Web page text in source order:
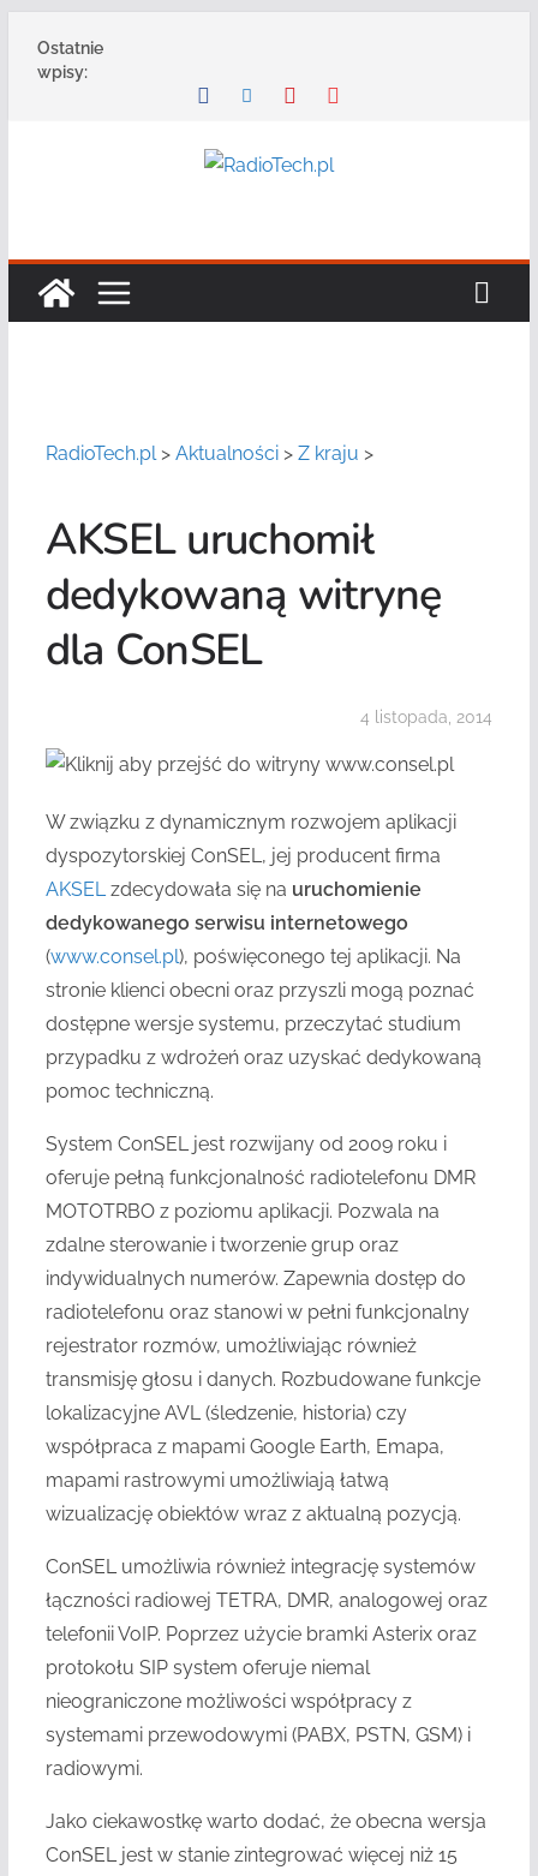
Ostatnie
wpisy:
RadioTech.pl> Aktualności> Z kraju >
AKSEL uruchomił
dedykowaną witrynę
dla ConSEL
4 listopada, 2014
W związku z dynamicznym rozwojem aplikacji
dyspozytorskiej ConSEL, jej producent firma
AKSELzdecydowała się na uruchomienie
dedykowanego serwisu internetowego
(www.consel.pl), poświęconego tej aplikacji. Na
stronie klienci obecni oraz przyszli mogą poznać
dostępne wersje systemu, przeczytać studium
przypadku z wdrożeń oraz uzyskać dedykowaną
pomoc techniczną.
System ConSEL jest rozwijany od 2009 roku i
oferuje pełną funkcjonalność radiotelefonu DMR
MOTOTRBO z poziomu aplikacji. Pozwala na
zdalne sterowanie i tworzenie grup oraz
indywidualnych numerów. Zapewnia dostęp do
radiotelefonu oraz stanowi w pełni funkcjonalny
rejestrator rozmów, umożliwiając również
transmisję głosu i danych. Rozbudowane funkcje
lokalizacyjne AVL (śledzenie, historia) czy
współpraca z mapami Google Earth, Emapa,
mapami rastrowymi umożliwiają łatwą
wizualizację obiektów wraz z aktualną pozycją.
ConSEL umożliwia również integrację systemów
łączności radiowej TETRA, DMR, analogowej oraz
telefonii VoIP. Poprzez użycie bramki Asterix oraz
protokołu SIP system oferuje niemal
nieograniczone możliwości współpracy z
systemami przewodowymi (PABX, PSTN, GSM) i
radiowymi.
Jako ciekawostkę warto dodać, że obecna wersja
ConSEL jest w stanie zintegrować więcej niż 15